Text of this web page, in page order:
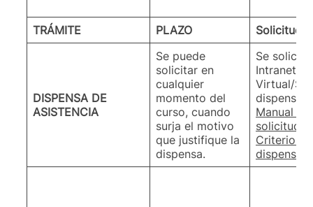
TRÁMITE PLAZO Solicitud
DISPENSA DE
ASISTENCIA
Se puede
solicitar en
cualquier
momento del
curso, cuando
surja el motivo
que justifique la
dispensa.
Se
Intranet,
Virtual/
dispensa
Manual
solicitud.
Criterios